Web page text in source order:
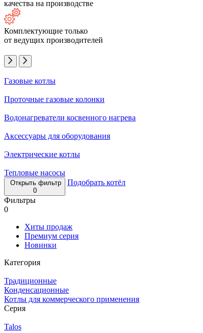
качества на производстве
Комплектующие только
от ведущих производителей
Газовые котлы
Проточные газовые колонки
Водонагреватели косвенного нагрева
Аксессуары для оборудования
Электрические котлы
Тепловые насосы
Открыть фильтр
0
Подобрать котёл
Фильтры
0
Хиты продаж
Премиум серия
Новинки
Категория
Традиционные
Конденсационные
Котлы для коммерческого применения
Серия
Talos